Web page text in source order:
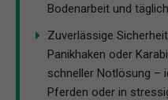
Bodenarbeit und
Zuverlässige
Panikhaken oder
schneller Notlösung –
Pferden oder in